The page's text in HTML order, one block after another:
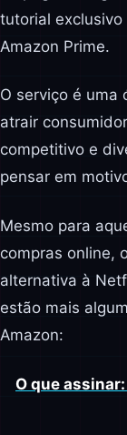
tutorial
Amazon Prime.
O serviço é uma
atrair
competitivo e
pensar em
Mesmo para
compras online,
alternativa à
estão mais
Amazon:
O que